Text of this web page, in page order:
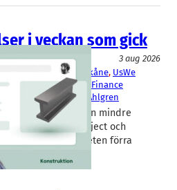
i veckan som gick
3 aug 2026
Sparbanken Skåne, UsWe
Hamnen Corporate Finance
Niklas Agevik , Oscar Ahlgren
från mindre
som Bimobject och
Skåne var på tapeten förra
är en summering.